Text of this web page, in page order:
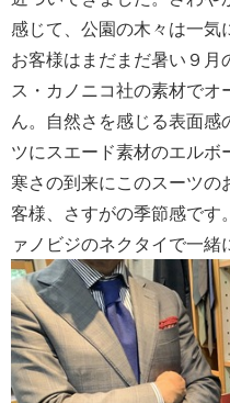
感じて、公園の木々は一気
お客様はまだまだ暑い９月
ス・カノニコ社の素材でオ
ん。自然さを感じる表面感
ツにスエード素材のエルボ
寒さの到来にこのスーツの
客様、さすがの季節感です
ァノビジのネクタイで一緒